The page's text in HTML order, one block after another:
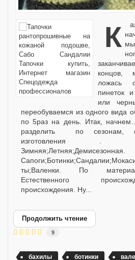
Каждый день
концов,
ложась
пинеток
или
переобуваемся из одного вида
по 5раз на день. Итак,
разделить по сезонам,
изготовления .
ты;Валенки. По
Естественного
происхождения. Ну...
Продолжить чтение
9
бахилы ботинки